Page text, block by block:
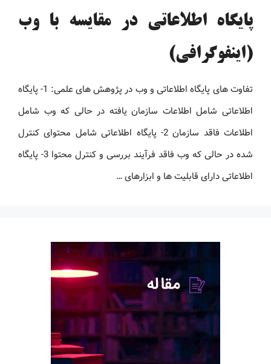
پایگاه اطلاعاتی در مقایسه با وب
(اینفوگرافی)
تفاوت های پایگاه اطلاعاتی و وب در پژوهش های علمی: 1- پایگاه
اطلاعاتی شامل اطلاعات سازمان یافته در حالی که وب شامل
اطلاعات فاقد سازمان 2- پایگاه اطلاعاتی شامل محتوای کنترل
شده در حالی که وب فاقد فرآیند بررسی و کنترل محتوا 3- پایگاه
اطلاعاتی دارای قابلیت ها و ابزارهای …